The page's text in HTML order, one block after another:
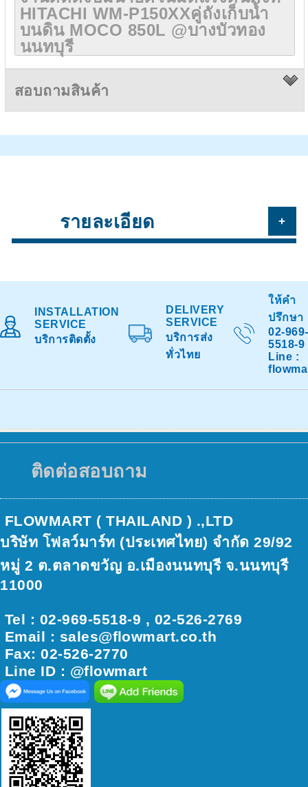
HITACHI WM-P150XXคู่ถังเก็บน้ำ
บนดิน MOCO 850L @บางบัวทอง
นนทบุรี
สอบถามสินค้า
รายละเอียด +
INSTALLATION
SERVICE
บริการติดตั้ง
DELIVERY
SERVICE
บริการส่ง
ทั่วไทย
ให้คำ
ปรึกษา
02-969-
5518-9
Line :
ติดต่อสอบถาม
FLOWMART ( THAILAND ) .,LTD
บริษัท โฟลว์มาร์ท (ประเทศไทย) จำกัด 29/92
หมู่ 2 ต.ตลาดขวัญ อ.เมืองนนทบุรี จ.นนทบุรี
11000
Tel : 02-969-5518-9 , 02-526-2769
Email : sales@ﬂowmart.co.th
Fax: 02-526-2770
Line ID : @flowmart